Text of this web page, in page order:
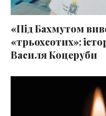
«Під Бахмутом
«трьохсотих»:
Василя Коцеруби